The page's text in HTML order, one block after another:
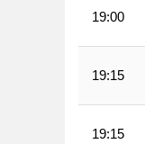
19:00
19:15
19:15